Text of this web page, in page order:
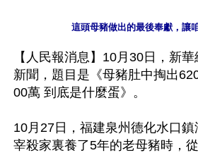
這頭母豬做出的最後奉獻，讓
【人民報消息】10月30日，新
新聞，題目是《母豬肚中掏出
00萬 到底是什麼蛋》。
10月27日，福建泉州德化水口
宰殺家裏養了5年的老母豬時，